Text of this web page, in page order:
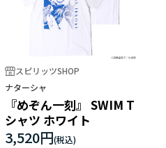
スピリッツSHOP
ナターシャ
『めぞん一刻』 SWIM T
シャツ ホワイト
3,520円